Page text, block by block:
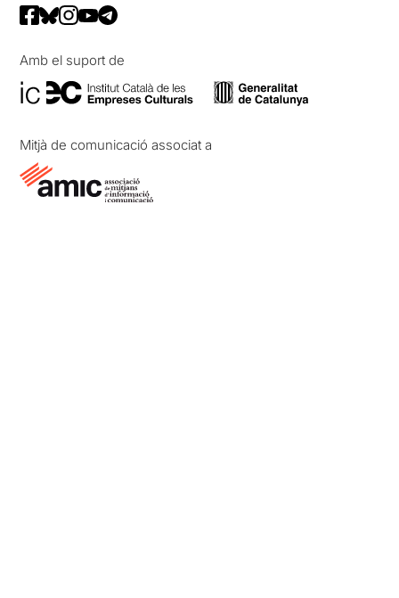
Amb el suport de
Mitjà de comunicació associat a